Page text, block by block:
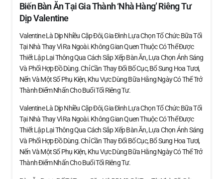
Biến Bàn Ăn Tại Gia Thành ‘nhà Hàng’ Riêng Tư
Dịp Valentine
Valentine Là Dịp Nhiều Cặp Đôi, Gia Đình Lựa Chọn Tổ Chức Bữa Tối
Tại Nhà Thay Vì Ra Ngoài. Không Gian Quen Thuộc Có Thể Được
Thiết Lập Lại Thông Qua Cách Sắp Xếp Bàn Ăn, Lựa Chọn Ánh Sáng
Và Phối Hợp Đồ Dùng. Chỉ Cần Thay Đổi Bố Cục, Bổ Sung Hoa Tươi,
Nến Và Một Số Phụ Kiện, Khu Vực Dùng Bữa Hằng Ngày Có Thể Trở
Thành Điểm Nhấn Cho Buổi Tối Riêng Tư.
Valentine Là Dịp Nhiều Cặp Đôi, Gia Đình Lựa Chọn Tổ Chức Bữa Tối
Tại Nhà Thay Vì Ra Ngoài. Không Gian Quen Thuộc Có Thể Được
Thiết Lập Lại Thông Qua Cách Sắp Xếp Bàn Ăn, Lựa Chọn Ánh Sáng
Và Phối Hợp Đồ Dùng. Chỉ Cần Thay Đổi Bố Cục, Bổ Sung Hoa Tươi,
Nến Và Một Số Phụ Kiện, Khu Vực Dùng Bữa Hằng Ngày Có Thể Trở
Thành Điểm Nhấn Cho Buổi Tối Riêng Tư.